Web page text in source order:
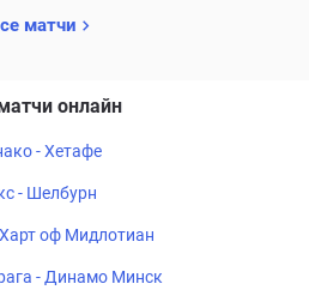
матчи
онлайн
- Хетафе
- Шелбурн
оф Мидлотиан
- Динамо Минск